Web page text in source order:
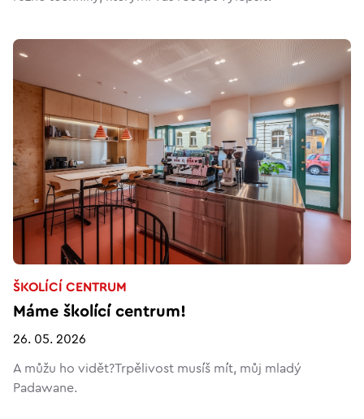
ŠKOLÍCÍ CENTRUM
Máme školící centrum!
26. 05. 2026
A můžu ho vidět?Trpělivost musíš mít, můj mladý
Padawane.